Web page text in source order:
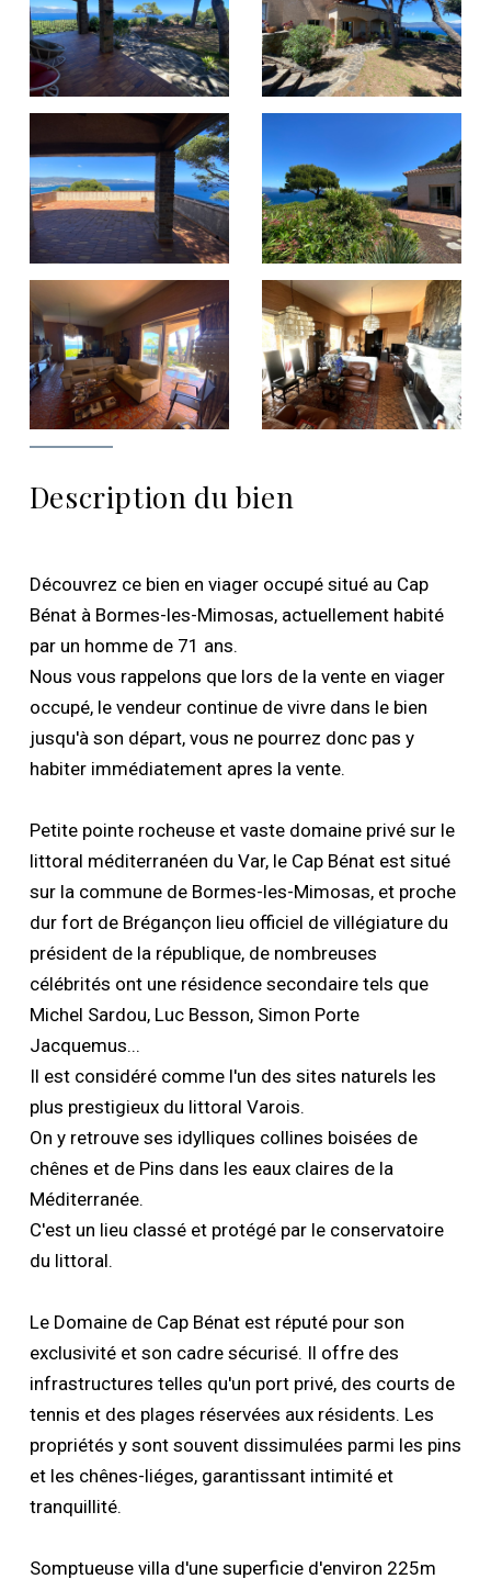
Description du bien
Découvrez ce bien en viager occupé situé au Cap
Bénat à Bormes-les-Mimosas, actuellement habité
par un homme de 71 ans.
Nous vous rappelons que lors de la vente en viager
occupé, le vendeur continue de vivre dans le bien
jusqu'à son départ, vous ne pourrez donc pas y
habiter immédiatement apres la vente.
Petite pointe rocheuse et vaste domaine privé sur le
littoral méditerranéen du Var, le Cap Bénat est situé
sur la commune de Bormes-les-Mimosas, et proche
dur fort de Brégançon lieu officiel de villégiature du
président de la république, de nombreuses
célébrités ont une résidence secondaire tels que
Michel Sardou, Luc Besson, Simon Porte
Jacquemus...
Il est considéré comme l'un des sites naturels les
plus prestigieux du littoral Varois.
On y retrouve ses idylliques collines boisées de
chênes et de Pins dans les eaux claires de la
Méditerranée.
C'est un lieu classé et protégé par le conservatoire
du littoral.
Le Domaine de Cap Bénat est réputé pour son
exclusivité et son cadre sécurisé. Il offre des
infrastructures telles qu'un port privé, des courts de
tennis et des plages réservées aux résidents. Les
propriétés y sont souvent dissimulées parmi les pins
et les chênes-liéges, garantissant intimité et
tranquillité.
Somptueuse villa d'une superficie d'environ 225m